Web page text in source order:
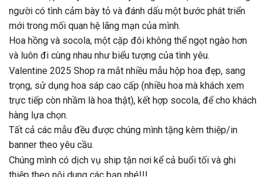
người có tình cảm bày tỏ và đánh dấu một bước phát triển
mới trong mối quan hệ lãng mạn của mình.
Hoa hồng và socola, một cặp đôi không thể ngọt ngào hơn
và luôn đi cùng nhau như biểu tượng của tình yêu.
Valentine 2025 Shop ra mắt nhiều mẫu hộp hoa đẹp, sang
trọng, sử dụng hoa sáp cao cấp (nhiều hoa mà khách xem
trực tiếp còn nhầm là hoa thật), kết hợp socola, để cho khách
hàng lựa chọn.
Tất cả các mẫu đều được chúng mình tặng kèm thiệp/in
banner theo yêu cầu.
Chúng mình có dịch vụ ship tận nơi kể cả buổi tối và ghi
thiệp theo nội dung các bạn nhé!!!